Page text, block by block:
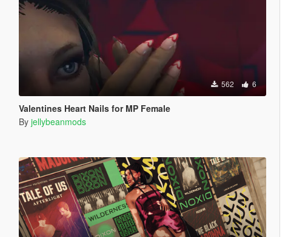
562 6
Valentines Heart Nails for MP Female
By jellybeanmods